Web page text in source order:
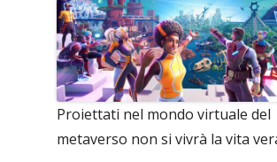
Proiettati nel mondo virtuale del
metaverso non si vivrà la vita